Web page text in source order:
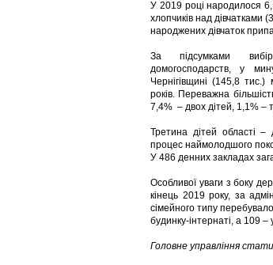
У 2019 році народилося
хлопчиків над дівчатками
народжених дівчаток
За підсумками
домогосподарств, у
Чернігівщині (145,8
років. Переважна
7,4% – двох дітей, 1,1% –
Третина дітей області –
процес наймолодшого
У 486 денних закладах
Особливої уваги з боку
кінець 2019 року, за
сімейного типу
будинку-інтернаті, а 109
Головне управління